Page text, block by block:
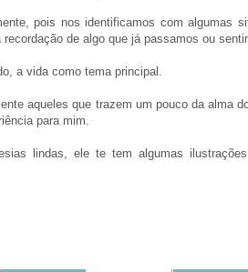
pois nos identificamos com algumas
de algo que já passamos ou
a vida como tema principal.
aqueles que trazem um pouco da alma
para mim.
lindas, ele te tem algumas